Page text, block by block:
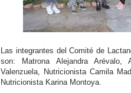
Las integrantes del Comité de
son: Matrona Alejandra Arévalo,
Valenzuela, Nutricionista Camila
Nutricionista Karina Montoya.